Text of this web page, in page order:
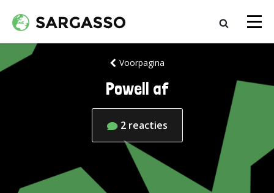
Voorpagina
Powell af
2 reacties